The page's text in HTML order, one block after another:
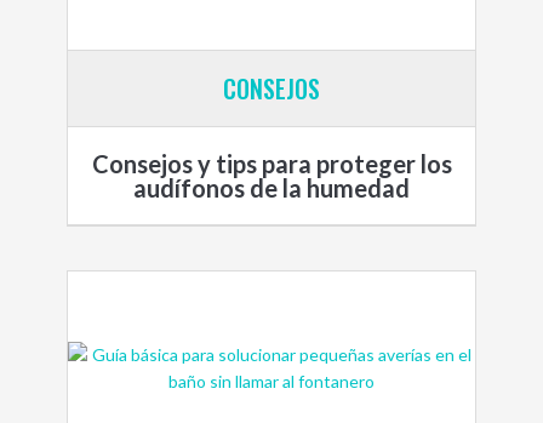
CONSEJOS
Consejos y tips para proteger los
audífonos de la humedad